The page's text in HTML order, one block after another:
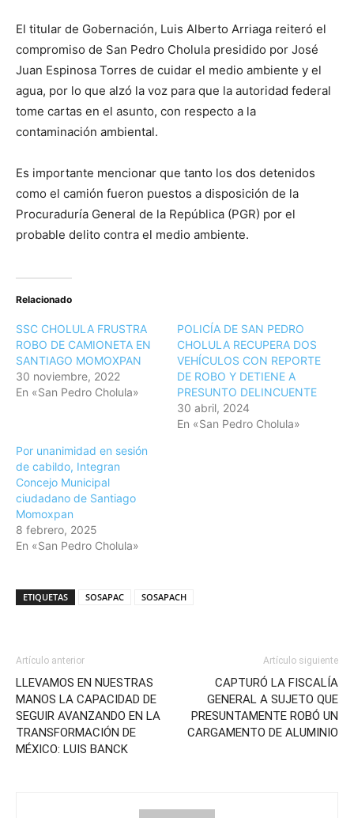
El titular de Gobernación, Luis Alberto Arriaga reiteró el
compromiso de San Pedro Cholula presidido por José
Juan Espinosa Torres de cuidar el medio ambiente y el
agua, por lo que alzó la voz para que la autoridad federal
tome cartas en el asunto, con respecto a la
contaminación ambiental.
Es importante mencionar que tanto los dos detenidos
como el camión fueron puestos a disposición de la
Procuraduría General de la República (PGR) por el
probable delito contra el medio ambiente.
Relacionado
SSC CHOLULA FRUSTRA
ROBO DE CAMIONETA EN
SANTIAGO MOMOXPAN
30 noviembre, 2022
En «San Pedro Cholula»
POLICÍA DE SAN PEDRO
CHOLULA RECUPERA DOS
VEHÍCULOS CON REPORTE
DE ROBO Y DETIENE A
PRESUNTO DELINCUENTE
30 abril, 2024
En «San Pedro Cholula»
Por unanimidad en sesión
de cabildo, Integran
Concejo Municipal
ciudadano de Santiago
Momoxpan
8 febrero, 2025
En «San Pedro Cholula»
ETIQUETAS SOSAPAC SOSAPACH
Artículo anterior
LLEVAMOS EN NUESTRAS
MANOS LA CAPACIDAD DE
SEGUIR AVANZANDO EN LA
TRANSFORMACIÓN DE
MÉXICO: LUIS BANCK
Artículo siguiente
CAPTURÓ LA FISCALÍA
GENERAL A SUJETO QUE
PRESUNTAMENTE ROBÓ UN
CARGAMENTO DE ALUMINIO